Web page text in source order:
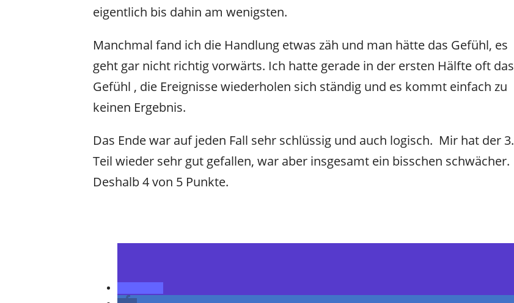
eigentlich bis dahin am wenigsten.
Manchmal fand ich die Handlung etwas zäh und man hätte das Gefühl, es
geht gar nicht richtig vorwärts. Ich hatte gerade in der ersten Hälfte oft das
Gefühl , die Ereignisse wiederholen sich ständig und es kommt einfach zu
keinen Ergebnis.
Das Ende war auf jeden Fall sehr schlüssig und auch logisch. Mir hat der 3.
Teil wieder sehr gut gefallen, war aber insgesamt ein bisschen schwächer.
Deshalb 4 von 5 Punkte.